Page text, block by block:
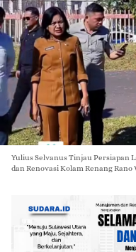
Yulius Selvanus Tinjau Persiapan
dan Renovasi Kolam Renang Rano